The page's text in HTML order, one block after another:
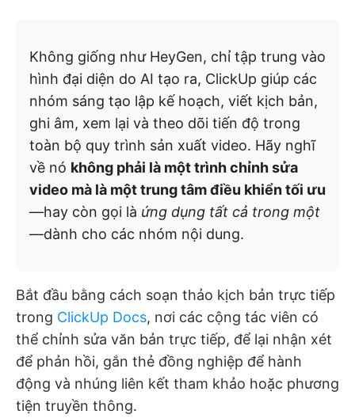
Không giống như HeyGen, chỉ tập trung vào
hình đại diện do AI tạo ra, ClickUp giúp các
nhóm sáng tạo lập kế hoạch, viết kịch bản,
ghi âm, xem lại và theo dõi tiến độ trong
toàn bộ quy trình sản xuất video. Hãy nghĩ
về nó không phải là một trình chỉnh sửa
video mà là một trung tâm điều khiển tối ưu
—hay còn gọi là ứng dụng tất cả trong một
—dành cho các nhóm nội dung.
Bắt đầu bằng cách soạn thảo kịch bản trực tiếp
trong ClickUp Docs, nơi các cộng tác viên có
thể chỉnh sửa văn bản trực tiếp, để lại nhận xét
để phản hồi, gắn thẻ đồng nghiệp để hành
động và nhúng liên kết tham khảo hoặc phương
tiện truyền thông.